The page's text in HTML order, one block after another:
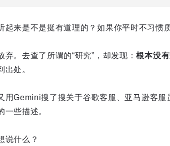
起来是不是挺有道理的？如果你平时不习惯
弃。去查了所谓的“研究”，却发现：根本没
出处。
用Gemini搜了搜关于谷歌客服、亚马逊客
一些描述。
说什么？